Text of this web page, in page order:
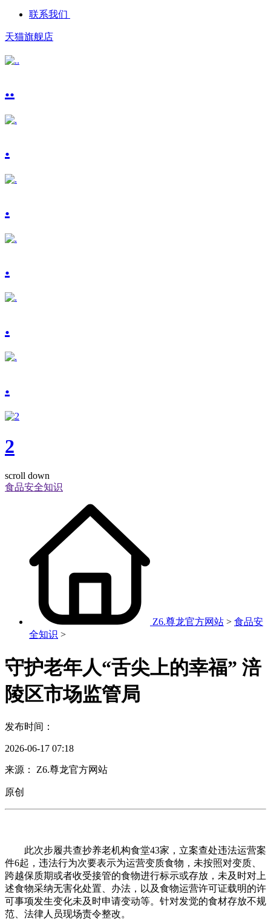
联系我们
天猫旗舰店
..
.
.
.
.
.
2
scroll down
食品安全知识
Z6.尊龙官方网站 > 食品安
全知识 >
守护老年人“舌尖上的幸福” 涪
陵区市场监管局
发布时间：
2026-06-17 07:18
来源： Z6.尊龙官方网站
原创
此次步履共查抄养老机构食堂43家，立案查处违法运营案
件6起，违法行为次要表示为运营变质食物，未按照对变质、
跨越保质期或者收受接管的食物进行标示或存放，未及时对上
述食物采纳无害化处置、办法，以及食物运营许可证载明的许
可事项发生变化未及时申请变动等。针对发觉的食材存放不规
范、法律人员现场责令整改。